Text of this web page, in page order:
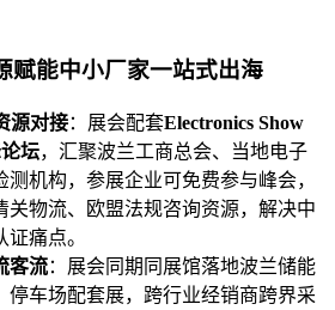
赋能中小厂家一站式出海
源对接：展会配套Electronics Show
坛，汇聚波兰工商总会、当地电子
机构，参展企业可免费参与峰会，
关物流、欧盟法规咨询资源，解决中
痛点。
客流：展会同期同展馆落地波兰储能
停车场配套展，跨行业经销商跨界采